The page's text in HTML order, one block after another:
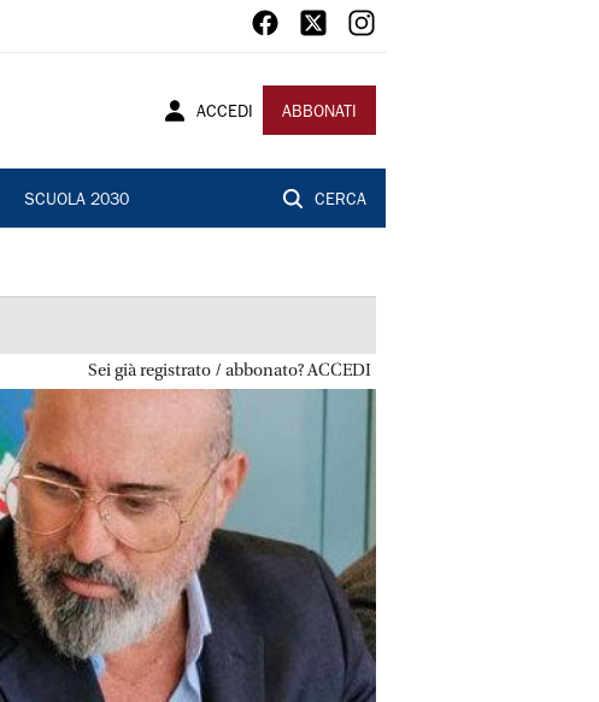
ACCEDI ABBONATI
SCUOLA 2030 CERCA
Sei già registrato / abbonato? ACCEDI